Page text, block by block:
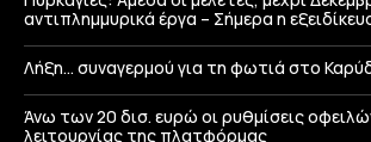
αντιπλημμυρικά έργα – Σήμερα η
Λήξη… συναγερμού για τη φωτιά στο
Άνω των 20 δισ. ευρώ οι ρυθμίσεις
λειτουργίας της πλατφόρμας